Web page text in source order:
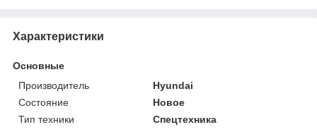
Характеристики
Основные
Производитель
Hyundai
Состояние
Новое
Тип техники
Спецтехника